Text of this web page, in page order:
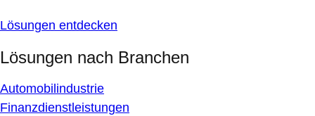
Lösungen entdecken
Lösungen nach Branchen
Automobilindustrie
Finanzdienstleistungen